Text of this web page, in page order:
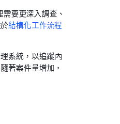
要更深入調查、
結構化工作流程
系統，以追蹤內
著案件量增加，